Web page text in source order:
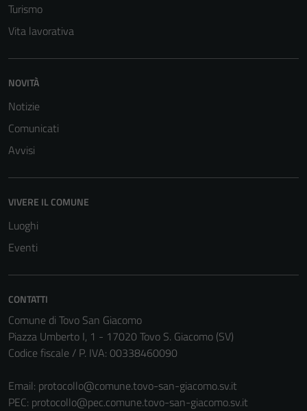
Turismo
Vita lavorativa
NOVITÀ
Notizie
Comunicati
Avvisi
VIVERE IL COMUNE
Luoghi
Eventi
CONTATTI
Comune di Tovo San Giacomo
Piazza Umberto I, 1 - 17020 Tovo S. Giacomo (SV)
Codice fiscale / P. IVA: 00338460090
Email: protocollo@comune.tovo-san-giacomo.sv.it
PEC: protocollo@pec.comune.tovo-san-giacomo.sv.it